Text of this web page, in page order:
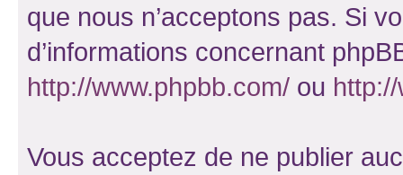
que nous n’acceptons pas. Si
d’informations concernant
http://www.phpbb.com/ ou
Vous acceptez de ne publier